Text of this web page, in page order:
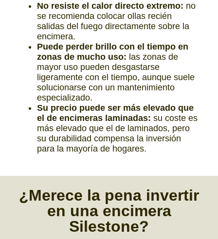
No resiste el calor directo extremo: no
se recomienda colocar ollas recién
salidas del fuego directamente sobre la
encimera.
Puede perder brillo con el tiempo en
zonas de mucho uso: las zonas de
mayor uso pueden desgastarse
ligeramente con el tiempo, aunque suele
solucionarse con un mantenimiento
especializado.
Su precio puede ser más elevado que
el de encimeras laminadas: su coste es
más elevado que el de laminados, pero
su durabilidad compensa la inversión
para la mayoría de hogares.
¿Merece la pena invertir
en una encimera
Silestone?